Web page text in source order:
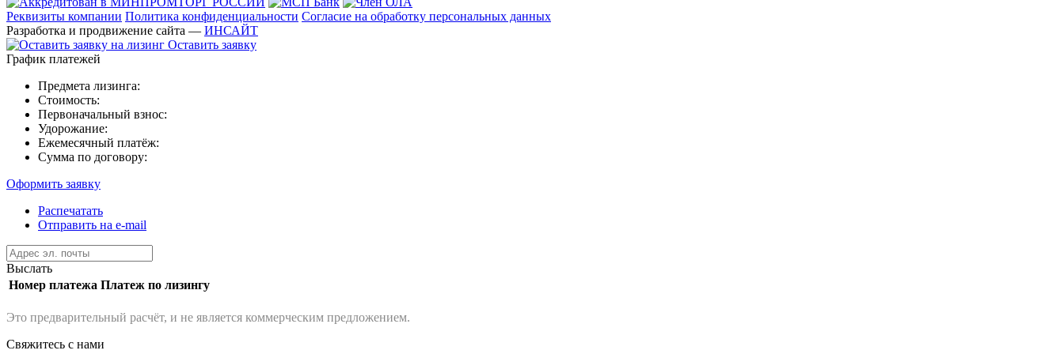
Реквизиты компании Политика конфиденциальности Согласие на обработку персональных данных
Разработка и продвижение сайта — ИНСАЙТ
Оставить заявку
График платежей
Предмета лизинга:
Стоимость:
Первоначальный взнос:
Удорожание:
Ежемесячный платёж:
Сумма по договору:
Оформить заявку
Распечатать
Отправить на e-mail
Выслать
Номер платежа Платеж по лизингу
Это предварительный расчёт, и не является коммерческим предложением.
Свяжитесь с нами